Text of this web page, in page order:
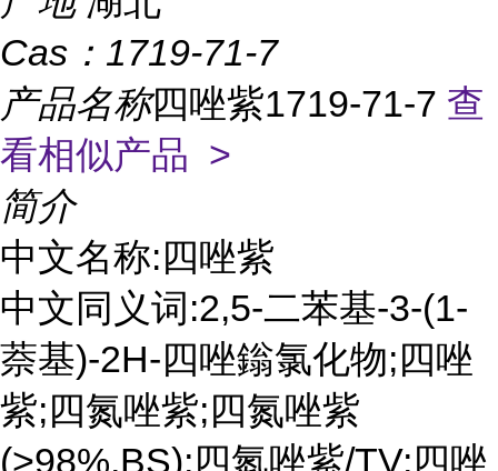
Cas： 1719-71-7
产品名称四唑紫1719-71-7 查
看相似产品 >
简介
中文名称:四唑紫
中文同义词:2,5-二苯基-3-(1-
萘基)-2H-四唑鎓氯化物;四唑
紫;四氮唑紫;四氮唑紫
(>98%,BS);四氮唑紫/TV;四唑